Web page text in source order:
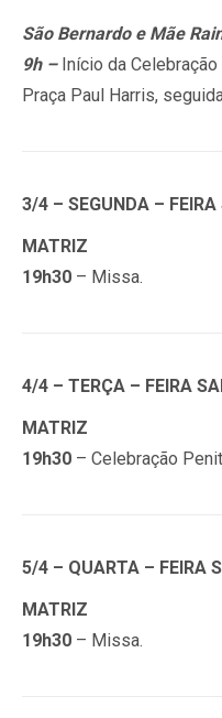
São Bernardo e Mãe
9h – Início da
Praça Paul Harris,
3/4 – SEGUNDA –
MATRIZ
19h30 – Missa.
4/4 – TERÇA – FEIRA
MATRIZ
19h30 – Celebração
5/4 – QUARTA – FEIRA
MATRIZ
19h30 – Missa.